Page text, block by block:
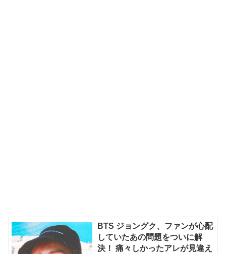
BTS ジョングク、ファンが心配
していたあの問題をついに解
決！ 痛々しかったアレが見違え